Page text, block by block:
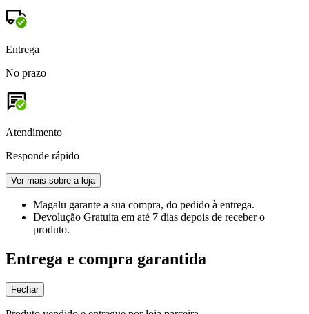
Entrega
No prazo
Atendimento
Responde rápido
Ver mais sobre a loja
Magalu garante a sua compra, do pedido à entrega.
Devolução Gratuita em até 7 dias depois de receber o
produto.
Entrega e compra garantida
Fechar